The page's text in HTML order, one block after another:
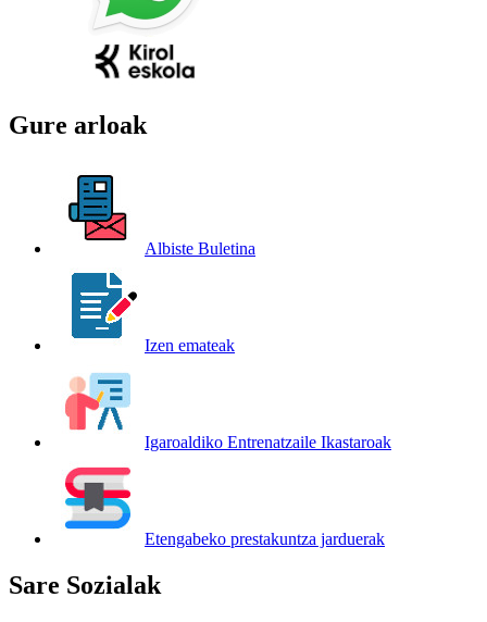
Gure arloak
Albiste Buletina
Izen emateak
Igaroaldiko Entrenatzaile Ikastaroak
Etengabeko prestakuntza jarduerak
Sare Sozialak